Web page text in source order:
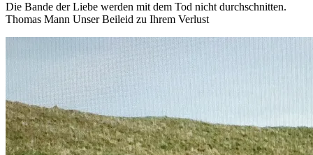
Die Bande der Liebe werden mit dem Tod nicht durchschnitten.
Thomas Mann Unser Beileid zu Ihrem Verlust